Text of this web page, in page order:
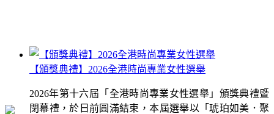
【頒獎典禮】2026全港時尚專業女性選舉
2026年第十六屆「全港時尚專業女性選舉」頒獎典禮暨
閉幕禮，於日前圓滿結束，本屆選舉以「琥珀如美．聚